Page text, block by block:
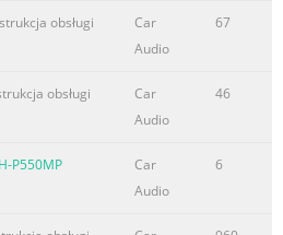
6 USBport d (3.5mmst
na stronie nr. 5
Operatingthisunit 02 2
Indicator State toselect.
!
upmenuwillnotbedisplayed.
obsługi
Car
Audio
67
obsługi
Car
Audio
46
P550MP
Car
Audio
6